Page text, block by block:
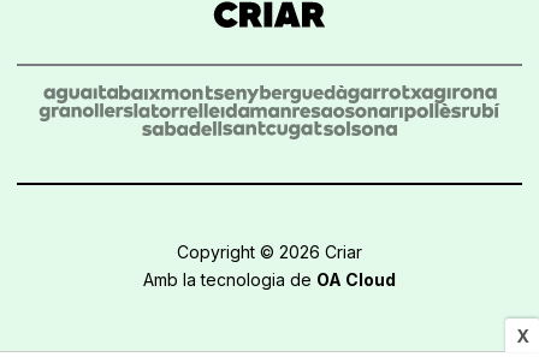
X
Copyright © 2026 Criar
Amb la tecnologia de OA Cloud